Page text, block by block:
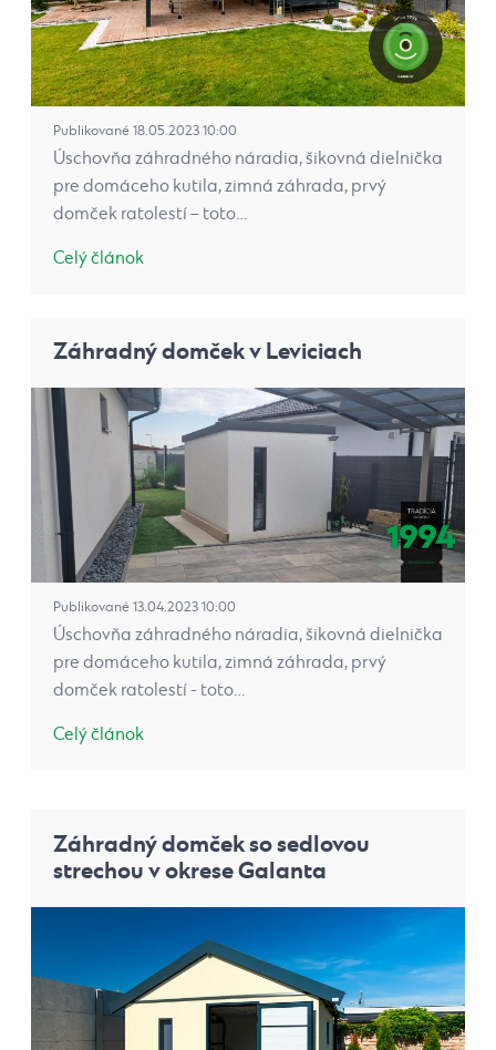
Publikované 18.05.2023 10:00
Úschovňa záhradného náradia, šikovná dielnička
pre domáceho kutila, zimná záhrada, prvý
domček ratolestí – toto…
Celý článok
Záhradný domček v Leviciach
Publikované 13.04.2023 10:00
Úschovňa záhradného náradia, šikovná dielnička
pre domáceho kutila, zimná záhrada, prvý
domček ratolestí - toto…
Celý článok
Záhradný domček so sedlovou
strechou v okrese Galanta